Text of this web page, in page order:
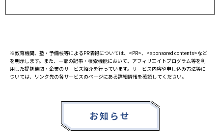
※教育機関、塾・予備校等によるPR情報については、<PR>、<sponsored contents>など
を明示します。また、一部の記事・検索機能において、アフィリエイトプログラム等を利
用した提携機関・企業のサービス紹介を行っています。サービス内容や申し込み方法等に
ついては、リンク先の各サービスのページにある詳細情報を確認してください。
お知らせ